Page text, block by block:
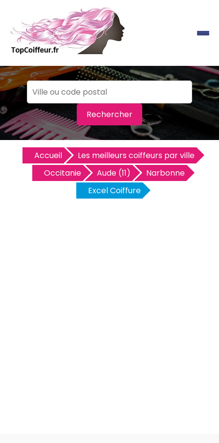
Rechercher
Accueil
Les meilleurs coiffeurs par ville
Occitanie
Aude (11)
Narbonne
Excel Coiffure